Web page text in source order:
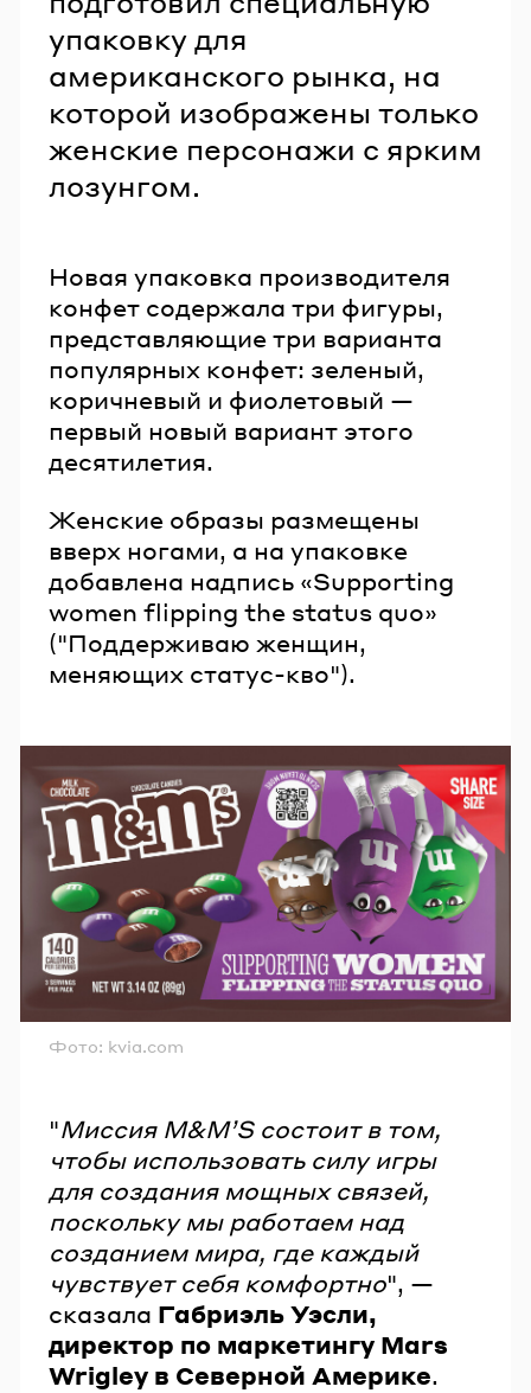
упаковку для
американского рынка, на
которой изображены только
женские персонажи с ярким
лозунгом.
Новая упаковка производителя
конфет содержала три фигуры,
представляющие три варианта
популярных конфет: зеленый,
коричневый и фиолетовый —
первый новый вариант этого
десятилетия.
Женские образы размещены
вверх ногами, а на упаковке
добавлена надпись «Supporting
women flipping the status quo»
("Поддерживаю женщин,
меняющих статус-кво").
Фото: kvia.com
"Миссия M&MʼS состоит в том,
чтобы использовать силу игры
для создания мощных связей,
поскольку мы работаем над
созданием мира, где каждый
чувствует себя комфортно", —
сказала Габриэль Уэсли,
директор по маркетингу Mars
Wrigley в Северной Америке.